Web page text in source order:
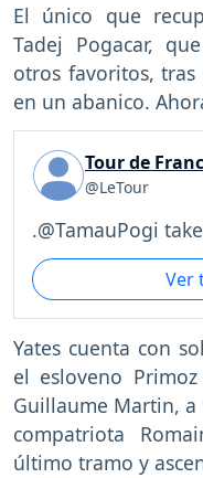
El único que
Tadej Pogacar,
otros favoritos,
en un abanico.
Tour de
@LeTour
.@TamauPogi
Ver
Yates cuenta con
el esloveno
Guillaume Martin,
compatriota
último tramo y